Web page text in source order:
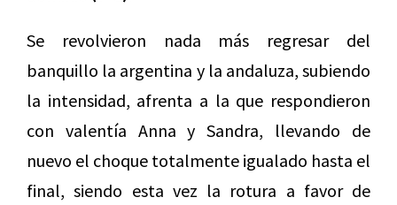
Se revolvieron nada más regresar del
banquillo la argentina y la andaluza, subiendo
la intensidad, afrenta a la que respondieron
con valentía Anna y Sandra, llevando de
nuevo el choque totalmente igualado hasta el
final, siendo esta vez la rotura a favor de